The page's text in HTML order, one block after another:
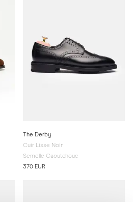
The Derby
Cuir Lisse Noir
Semelle Caoutchouc
370 EUR